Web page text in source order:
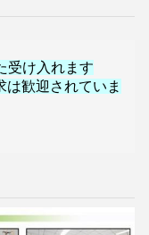
受け入れます
歓迎されていま